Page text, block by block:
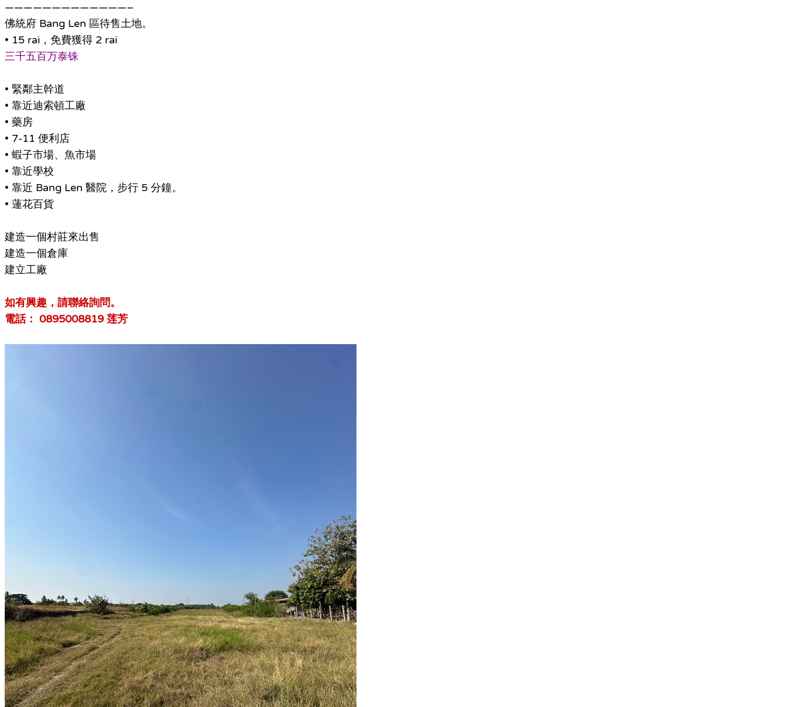
—————————————–
佛統府 Bang Len 區待售土地。
• 15 rai，免費獲得 2 rai
三千五百万泰铢
• 緊鄰主幹道
• 靠近迪索頓工廠
• 藥房
• 7-11 便利店
• 蝦子市場、魚市場
• 靠近學校
• 靠近 Bang Len 醫院，步行 5 分鐘。
• 蓮花百貨
建造一個村莊來出售
建造一個倉庫
建立工廠
如有興趣，請聯絡詢問。
電話： 0895008819 莲芳